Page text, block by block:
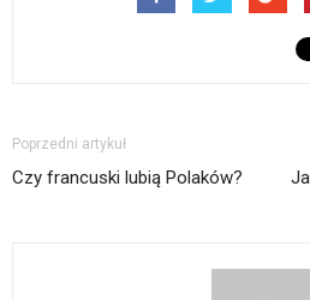
Poprzedni artykuł
Czy francuski lubią Polaków?